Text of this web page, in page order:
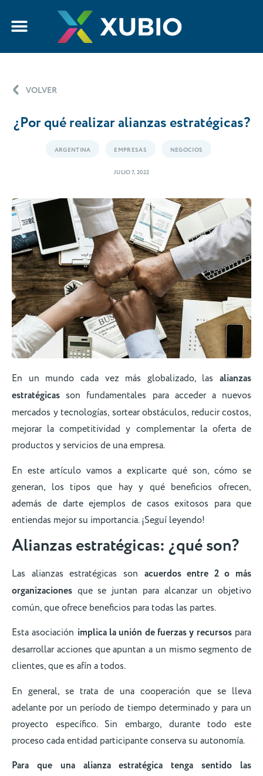
VOLVER
¿Por qué realizar alianzas estratégicas?
ARGENTINA EMPRESAS NEGOCIOS
JULIO 7, 2022
En un mundo cada vez más globalizado, las alianzas
estratégicas son fundamentales para acceder a nuevos
mercados y tecnologías, sortear obstáculos, reducir costos,
mejorar la competitividad y complementar la oferta de
productos y servicios de una empresa.
En este artículo vamos a explicarte qué son, cómo se
generan, los tipos que hay y qué beneficios ofrecen,
además de darte ejemplos de casos exitosos para que
entiendas mejor su importancia. ¡Seguí leyendo!
Alianzas estratégicas: ¿qué son?
Las alianzas estratégicas son acuerdos entre 2 o más
organizaciones que se juntan para alcanzar un objetivo
común, que ofrece beneficios para todas las partes.
Esta asociación implica la unión de fuerzas y recursospara
desarrollar acciones que apuntan a un mismo segmento de
clientes, que es afín a todos.
En general, se trata de una cooperación que se lleva
adelante por un período de tiempo determinado y para un
proyecto específico. Sin embargo, durante todo este
proceso cada entidad participante conserva su autonomía.
Para que una alianza estratégica tenga sentido las